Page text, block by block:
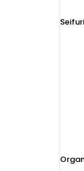
Seifuri